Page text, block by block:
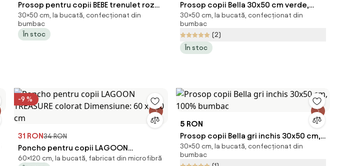
Prosop pentru copii BEBE trenulet roz
30x50 cm
30×50 cm, la bucată, confecționat din
bumbac
În stoc
Prosop copii Bella 30x50 cm verde,
100% bumbac
30×50 cm, la bucată, confecționat din
bumbac
(2)
În stoc
-9 %
31 RON34 RON
Poncho pentru copii LAGOON
TREASURE colorat Dimensiune: 60 x 120
60×120 cm, la bucată, fabricat din microfibră
5 RON
Prosop copii Bella gri inchis 30x50 cm,
100% bumbac
30×50 cm, la bucată, confecționat din
bumbac